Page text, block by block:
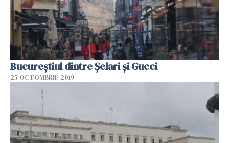
Bucureștiul dintre Șelari și Gucci
25 OCTOMBRIE 2019